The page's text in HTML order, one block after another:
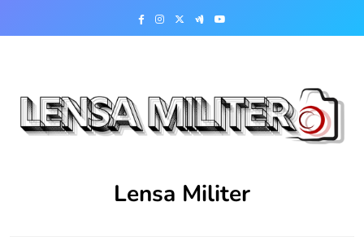
Lensa Militer